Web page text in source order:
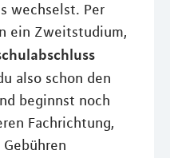
wechselst. Per
ein Zweitstudium,
also schon den
beginnst noch
Fachrichtung,